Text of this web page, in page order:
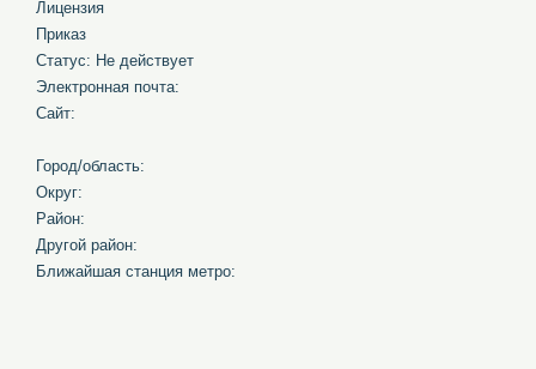
Лицензия
Приказ
Статус: Не действует
Электронная почта:
Сайт:
Город/область:
Округ:
Район:
Другой район:
Ближайшая станция метро: